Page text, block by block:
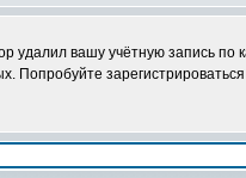
удалил вашу учётную запись по
зарегистрироваться